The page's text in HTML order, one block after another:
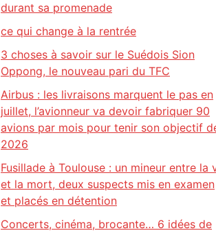
durant sa promenade
ce qui change à la rentrée
3 choses à savoir sur le Suédois Sion
Oppong, le nouveau pari du TFC
Airbus : les livraisons marquent le pas en
juillet, l’avionneur va devoir fabriquer 90
avions par mois pour tenir son objectif
2026
Fusillade à Toulouse : un mineur entre la
et la mort, deux suspects mis en examen
et placés en détention
Concerts, cinéma, brocante… 6 idées de